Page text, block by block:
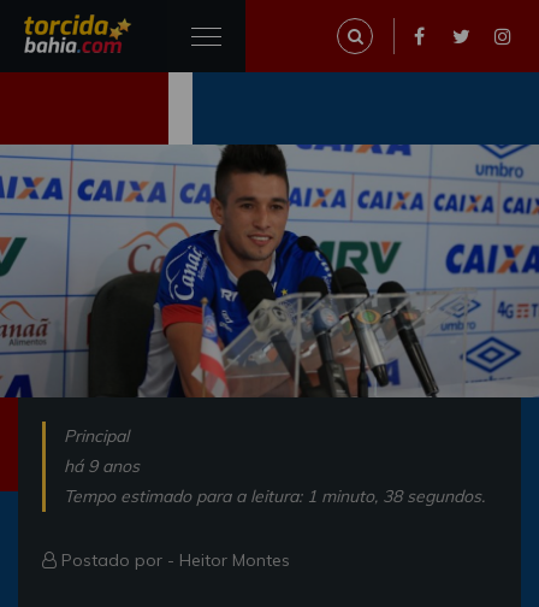
Principal
há 9 anos
Tempo estimado para a leitura: 1 minuto, 38 segundos.
Postado por - Heitor Montes